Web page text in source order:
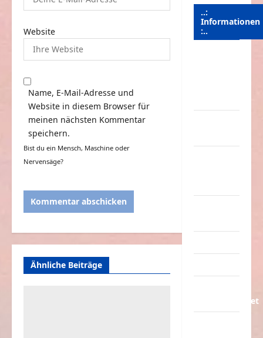
Website
Name, E-Mail-Adresse und
Website in diesem Browser für
meinen nächsten Kommentar
speichern.
Bist du ein Mensch, Maschine oder
Nervensäge?
Ähnliche Beiträge
..:
Informationen
:..
Schmunzeln.net